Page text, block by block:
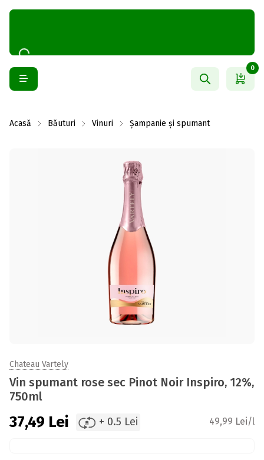
0
Acasă Băuturi Vinuri Șampanie și spumant
Chateau Vartely
Vin spumant rose sec Pinot Noir Inspiro, 12%,
750ml
37,49 Lei + 0.5 Lei 49,99 Lei/l